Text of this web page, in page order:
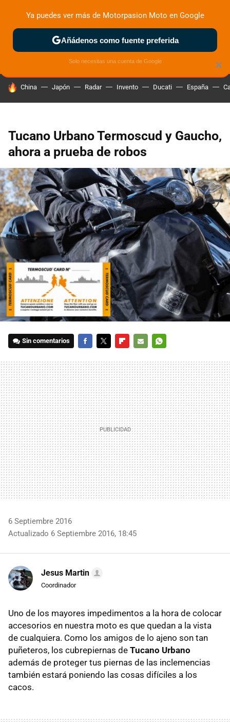
ZONA DE PRUEBAS DEPORTIVAS MOTOS ELÉCTRICAS
HOY SE HABLA DE
China Japón Radar Invento Ducati España
Tucano Urbano Termoscud y Gaucho,
ahora a prueba de robos
Sin comentarios
MAIL
6 Septiembre 2016
Actualizado 6 Septiembre 2016, 18:45
Jesus Martin
Coordinador
Uno de los mayores impedimentos a la hora de colocar
accesorios en nuestra moto es que quedan a la vista
de cualquiera. Como los amigos de lo ajeno son tan
puñeteros, los cubrepiernas de Tucano Urbano
además de proteger tus piernas de las inclemencias
también estará poniendo las cosas difíciles a los
cacos.
×
Ya puedes ver más de Motorpasion Moto en Google
Añádenos como fuente preferida
Solo necesitas una cuenta de Google